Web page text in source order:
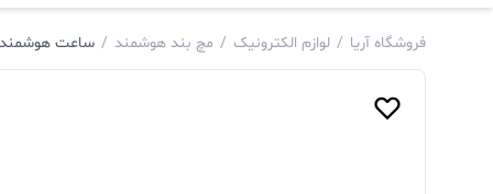
فروشگاه آریا / لوازم الکترونیک / مچ بند هوشمند / ساعت هوشمند اپل سری 6